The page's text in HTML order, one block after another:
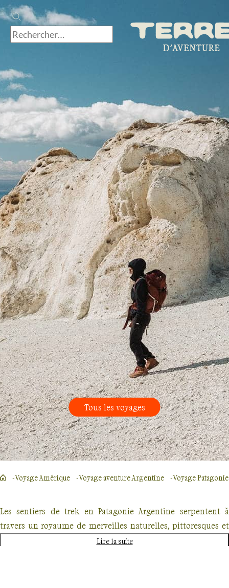
Tous les voyages
Voyage Amérique Voyage aventure Argentine Voyage
Les sentiers de trek en Patagonie Argentine serpentent à
travers un royaume de merveilles naturelles, pittoresques et
historiques. Ils sont la promesse d'un voyage ardu mais
Lire la suite